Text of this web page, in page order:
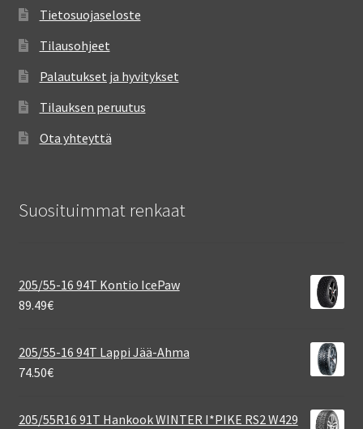
Tietosuojaseloste
Tilausohjeet
Palautukset ja hyvitykset
Tilauksen peruutus
Ota yhteyttä
Suosituimmat renkaat
205/55-16 94T Kontio IcePaw
89.49€
205/55-16 94T Lappi Jää-Ahma
74.50€
205/55R16 91T Hankook WINTER I*PIKE RS2 W429